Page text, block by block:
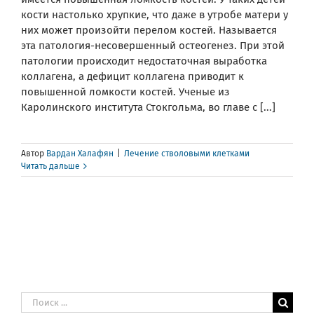
кости настолько хрупкие, что даже в утробе матери у
них может произойти перелом костей. Называется
эта патология-несовершенный остеогенез. При этой
патологии происходит недостаточная выработка
коллагена, а дефицит коллагена приводит к
повышенной ломкости костей. Ученые из
Каролинского института Стокгольма, во главе с [...]
Автор Вардан Халафян
Лечение стволовыми клетками
Читать дальше
Результат
поиска: